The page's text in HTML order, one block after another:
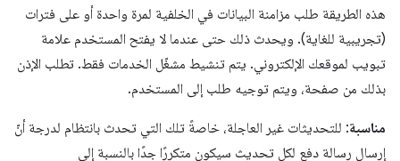
هذه الطريقة طلب مزامنة البيانات في الخلفية لمرة واحدة أو على فترات
(تجريبية للغاية). ويحدث ذلك حتى عندما لا يفتح المستخدم علامة
تبويب لموقعك الإلكتروني. يتم تنشيط مشغّل الخدمات فقط. تطلب الإذن
بذلك من صفحة، ويتم توجيه طلب إلى المستخدم.
مناسبة: للتحديثات غير العاجلة، خاصةً تلك التي تحدث بانتظام لدرجة أنّ
إرسال رسالة دفع لكل تحديث سيكون متكررًا جدًا بالنسبة إلى